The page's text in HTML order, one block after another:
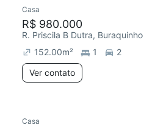
Casa
R$ 980.000
R. Priscila B Dutra, Buraquinho
152.00m² 1
2
Ver contato
Casa